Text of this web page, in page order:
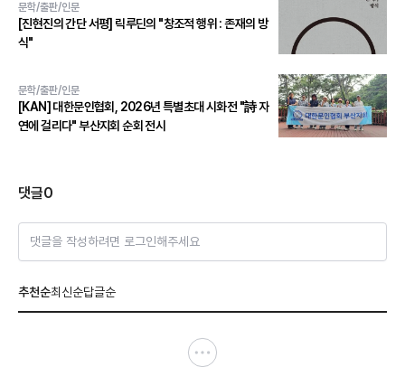
문학/출판/인문
[진현진의 간단 서평] 릭루딘의 "창조적 행위 : 존재의 방
식"
문학/출판/인문
[KAN] 대한문인협회, 2026년 특별초대 시화전 "詩 자
연에 걸리다" 부산지회 순회 전시
댓글0
댓글을 작성하려면 로그인해주세요
추천순최신순답글순